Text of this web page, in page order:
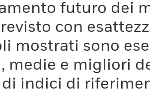
futuro dei
con
mostrati sono
medie e migliori
indici di